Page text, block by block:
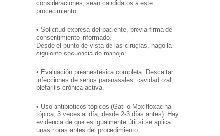
consideraciones, sean candidatos a este
procedimiento.
• Solicitud expresa del paciente, previa firma de
consentimiento informado.
Desde el punto de vista de las cirugías, hago la
siguiente secuencia de manejo:
• Evaluación preanestésica completa. Descartar
infecciones de senos paranasales, cavidad oral,
blefaritis crónica activa.
• Uso antibióticos tópicos (Gati o Moxifloxacina
tópica, 3 veces al día, desde 2-3 días antes). Hay
evidencia de que es igualmente útil si se aplica
unas horas antes del procedimiento.